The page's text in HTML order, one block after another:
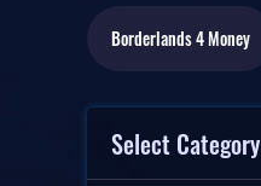
Borderlands 4Money
Select Category